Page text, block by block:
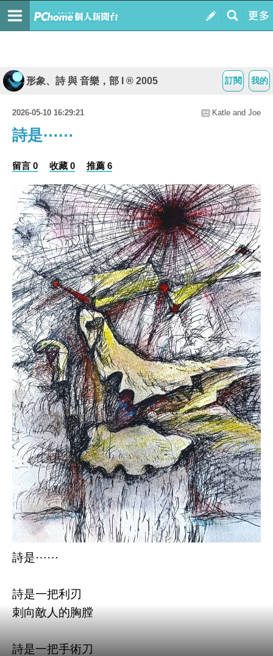
我的
訂閱
形象、詩 與 音樂，部 I ® 2005
2026-05-10 16:29:21 Katle and Joe
詩是⋯⋯
留言 0 收藏 0 推薦 6
詩是⋯⋯
詩是一把利刃
刺向敵人的胸膛
詩是一把手術刀